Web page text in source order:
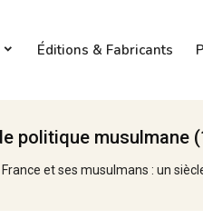
Éditions & Fabricants
politique musulmane
France et ses musulmans : un